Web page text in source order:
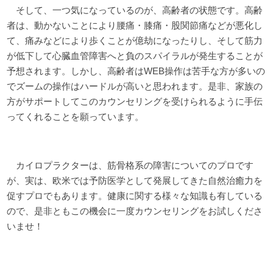
そして、一つ気になっているのが、高齢者の状態です。高齢
者は、動かないことにより腰痛・膝痛・股関節痛などが悪化し
て、痛みなどにより歩くことが億劫になったりし、そして筋力
が低下して心臓血管障害へと負のスパイラルが発生することが
予想されます。しかし、高齢者はWEB操作は苦手な方が多いの
でズームの操作はハードルが高いと思われます。是非、家族の
方がサポートしてこのカウンセリングを受けられるように手伝
ってくれることを願っています。
カイロプラクターは、筋骨格系の障害についてのプロです
が、実は、欧米では予防医学として発展してきた自然治癒力を
促すプロでもあります。健康に関する様々な知識も有している
ので、是非ともこの機会に一度カウンセリングをお試しくださ
いませ！